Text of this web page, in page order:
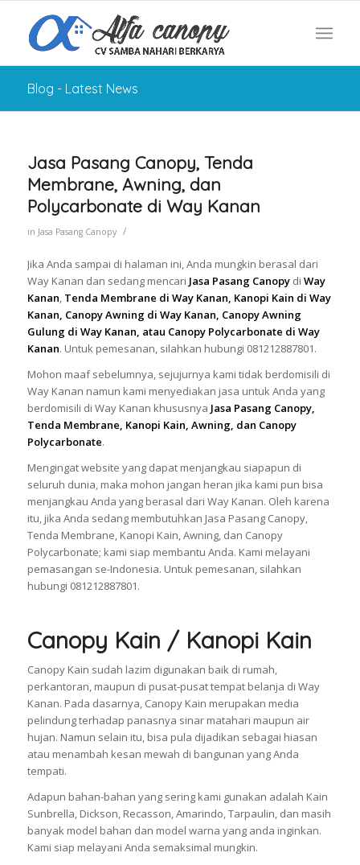
Blog - Latest News
Jasa Pasang Canopy, Tenda
Membrane, Awning, dan
Polycarbonate di Way Kanan
in Jasa Pasang Canopy /
Jika Anda sampai di halaman ini, Anda mungkin berasal dari
Way Kanan dan sedang mencari Jasa Pasang Canopy di Way
Kanan, Tenda Membrane di Way Kanan, Kanopi Kain di Way
Kanan, Canopy Awning di Way Kanan, Canopy Awning
Gulung di Way Kanan, atau Canopy Polycarbonate di Way
Kanan. Untuk pemesanan, silahkan hubungi 081212887801.
Mohon maaf sebelumnya, sejujurnya kami tidak berdomisili di
Way Kanan namun kami menyediakan jasa untuk Anda yang
berdomisili di Way Kanan khususnya Jasa Pasang Canopy,
Tenda Membrane, Kanopi Kain, Awning, dan Canopy
Polycarbonate.
Mengingat website yang dapat menjangkau siapapun di
seluruh dunia, maka mohon jangan heran jika kami pun bisa
menjangkau Anda yang berasal dari Way Kanan. Oleh karena
itu, jika Anda sedang membutuhkan Jasa Pasang Canopy,
Tenda Membrane, Kanopi Kain, Awning, dan Canopy
Polycarbonate; kami siap membantu Anda. Kami melayani
pemasangan se-Indonesia. Untuk pemesanan, silahkan
hubungi 081212887801.
Canopy Kain / Kanopi Kain
Canopy Kain sudah lazim digunakan baik di rumah,
perkantoran, maupun di pusat-pusat tempat belanja di Way
Kanan. Pada dasarnya, Canopy Kain merupakan media
pelindung terhadap panasnya sinar matahari maupun air
hujan. Namun selain itu, bisa pula dijadikan sebagai hiasan
atau menambah kesan mewah di bangunan yang Anda
tempati.
Adapun bahan-bahan yang sering kami gunakan adalah Kain
Sunbrella, Dickson, Recasson, Amarindo, Tarpaulin, dan masih
banyak model bahan dan model warna yang anda inginkan.
Kami siap melayani Anda semaksimal mungkin.